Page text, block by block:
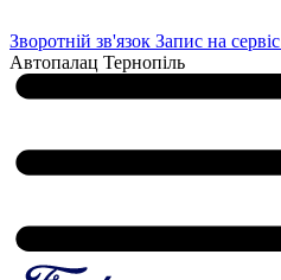
Зворотній зв'язок Запис на сервіс
Автопалац Тернопіль